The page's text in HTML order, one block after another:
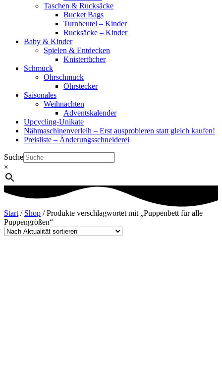
Taschen & Rucksäcke
Bucket Bags
Turnbeutel – Kinder
Rucksäcke – Kinder
Baby & Kinder
Spielen & Entdecken
Knistertücher
Schmuck
Ohrschmuck
Ohrstecker
Saisonales
Weihnachten
Adventskalender
Upcycling-Unikate
Nähmaschinenverleih – Erst ausprobieren statt gleich kaufen!
Preisliste – Änderungsschneiderei
Suche
×
Start / Shop / Produkte verschlagwortet mit „Puppenbett für alle
Puppengrößen“